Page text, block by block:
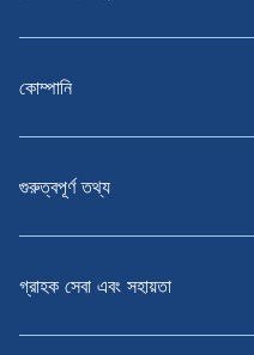
কোম্পানি
গুরুত্বপূর্ণ তথ্য
গ্রাহক সেবা এবং সহায়তা